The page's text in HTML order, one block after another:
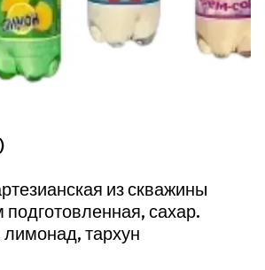
из скважины
сахар.
тархун